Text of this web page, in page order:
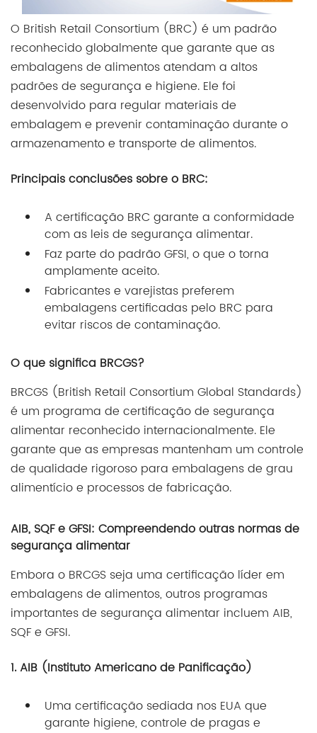
O British Retail Consortium (BRC) é um padrão
reconhecido globalmente que garante que as
embalagens de alimentos atendam a altos
padrões de segurança e higiene. Ele foi
desenvolvido para regular materiais de
embalagem e prevenir contaminação durante o
armazenamento e transporte de alimentos.
Principais conclusões sobre o BRC:
A certificação BRC garante a conformidade
com as leis de segurança alimentar.
Faz parte do padrão GFSI, o que o torna
amplamente aceito.
Fabricantes e varejistas preferem
embalagens certificadas pelo BRC para
evitar riscos de contaminação.
O que significa BRCGS?
BRCGS (British Retail Consortium Global Standards)
é um programa de certificação de segurança
alimentar reconhecido internacionalmente. Ele
garante que as empresas mantenham um controle
de qualidade rigoroso para embalagens de grau
alimentício e processos de fabricação.
AIB, SQF e GFSI: Compreendendo outras normas de
segurança alimentar
Embora o BRCGS seja uma certificação líder em
embalagens de alimentos, outros programas
importantes de segurança alimentar incluem AIB,
SQF e GFSI.
1. AIB (Instituto Americano de Panificação)
Uma certificação sediada nos EUA que
garante higiene, controle de pragas e